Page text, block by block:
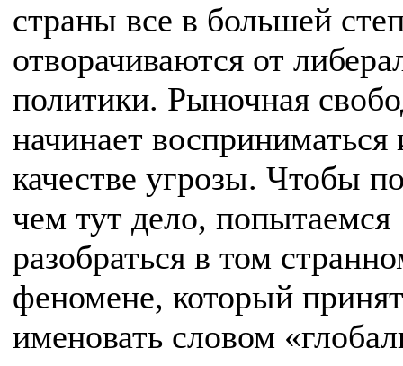
страны все в большей
отворачиваются от
политики. Рыночная
начинает
качестве угрозы. Чтобы
чем тут дело, попытаемся
разобраться в том
феномене, который
именовать словом